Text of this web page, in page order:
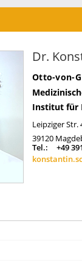
Dr.
Otto-von-
Institut für
Leipziger Str.
39120
Tel.:
+49